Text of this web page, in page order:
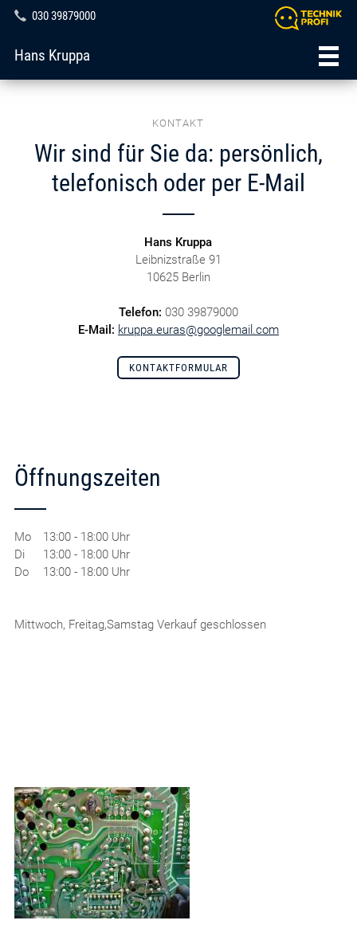
030 39879000
Hans Kruppa
KONTAKT
Wir sind für Sie da: persönlich,
telefonisch oder per E-Mail
Hans Kruppa
Leibnizstraße 91
10625 Berlin
Telefon: 030 39879000
E-Mail: kruppa.euras@googlemail.com
KONTAKTFORMULAR
Öffnungszeiten
Mo
Di
Do
13:00 - 18:00 Uhr
13:00 - 18:00 Uhr
13:00 - 18:00 Uhr
Mittwoch, Freitag,Samstag Verkauf geschlossen